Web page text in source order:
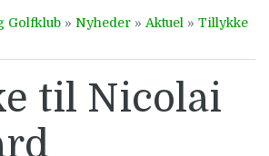
Golfklub » Nyheder » Aktuel » Tillykke
til Nicolai